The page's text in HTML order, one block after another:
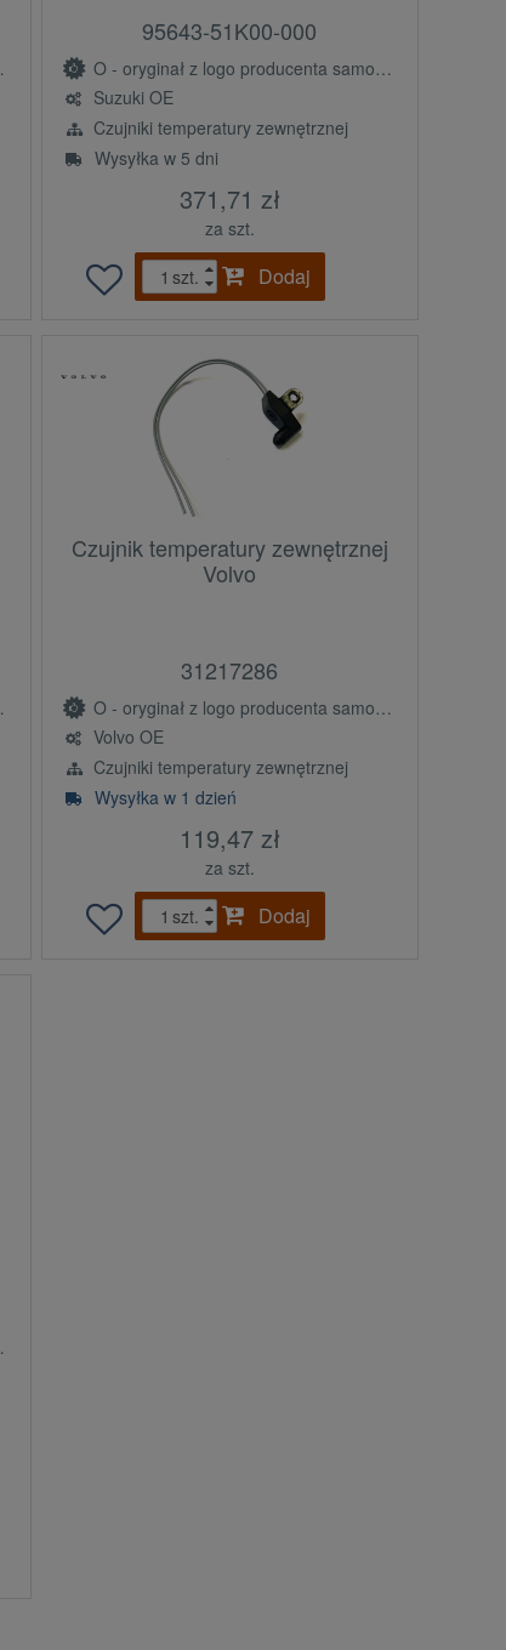
95643-51K00-000
O - oryginał z logo producenta samochodu (OE)
Suzuki OE
Czujniki temperatury zewnętrznej
Wysyłka w 5 dni
371,71 zł
za szt.
szt.
Dodaj
Czujnik temperatury zewnętrznej
Volvo
31217286
O - oryginał z logo producenta samochodu (OE)
Volvo OE
Czujniki temperatury zewnętrznej
Wysyłka w 1 dzień
119,47 zł
za szt.
szt.
Dodaj